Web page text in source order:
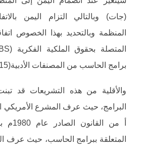
(جات) وبالتالي التزام اليمن
المنظمة وبالتحديد بهذا الخصوص
برامج الحاسب من المصنفات الأدبية(15).
والأقلية من هذه التشريعات قد
أ من
المتعلقة ببرامج الحاسب، حيث عرف